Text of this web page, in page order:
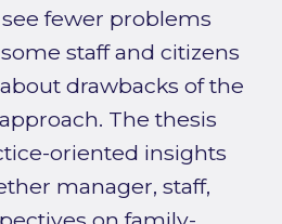
fewer problems
staff and citizens
drawbacks of the
The thesis
oriented insights
manager, staff,